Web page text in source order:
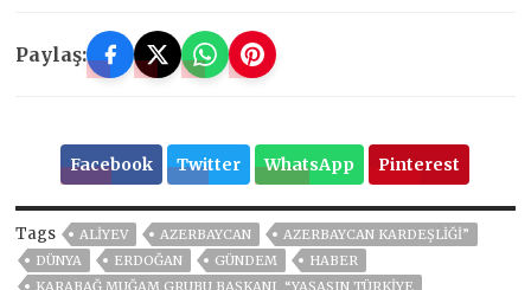
Paylaş:
Facebook Twitter WhatsApp Pinterest
Tags ALIYEV AZERBAYCAN
AZERBAYCAN KARDEŞLİĞİ”
DÜNYA
ERDOĞAN GÜNDEM
HABER
KARABAĞ MUĞAM GRUBU BAŞKANI “YAŞASIN TÜRKİYE